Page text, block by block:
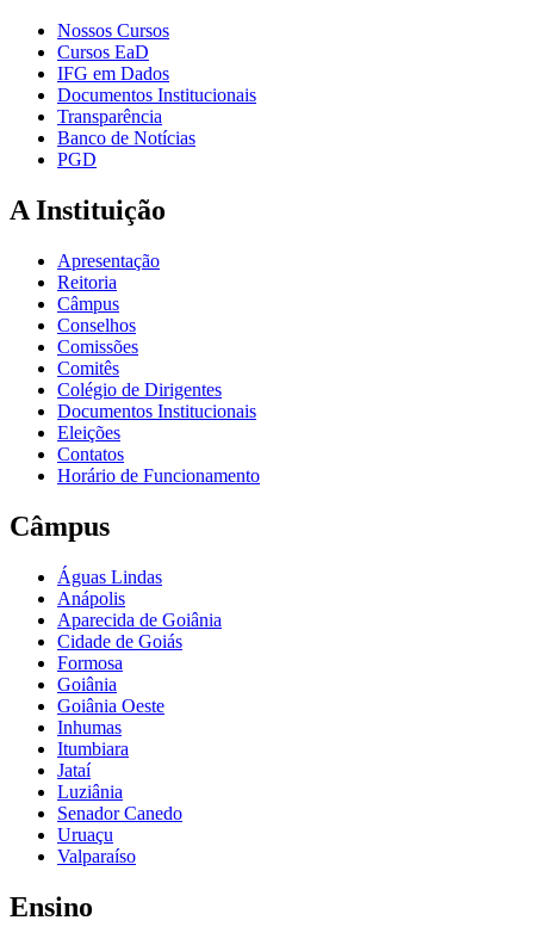
Nossos Cursos
Cursos EaD
IFG em Dados
Documentos Institucionais
Transparência
Banco de Notícias
PGD
A Instituição
Apresentação
Reitoria
Câmpus
Conselhos
Comissões
Comitês
Colégio de Dirigentes
Documentos Institucionais
Eleições
Contatos
Horário de Funcionamento
Câmpus
Águas Lindas
Anápolis
Aparecida de Goiânia
Cidade de Goiás
Formosa
Goiânia
Goiânia Oeste
Inhumas
Itumbiara
Jataí
Luziânia
Senador Canedo
Uruaçu
Valparaíso
Ensino